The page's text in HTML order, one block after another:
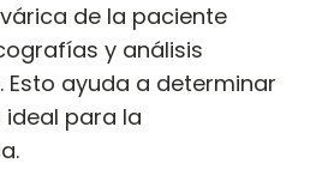
de la paciente
y análisis
Esto ayuda a determinar
para la